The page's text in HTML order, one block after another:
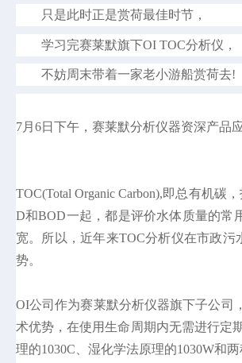
只是此时正是赏荷最佳时节，
学习完赛莱默旗下OI TOC分析仪，
不妨周末带着一家老小游船赏荷去!
7月6日下午，赛莱默分析仪器资深产品
TOC(Total Organic Carbon),即总有机
D和BOD一起，都是评价水体质量的常
宽。所以，近年来TOC分析仪在市政
势。
OI公司作为赛莱默分析仪器旗下子公司
术优势，在使用生命周期内无需进行定
理的1030C、湿化学法原理的1030W和